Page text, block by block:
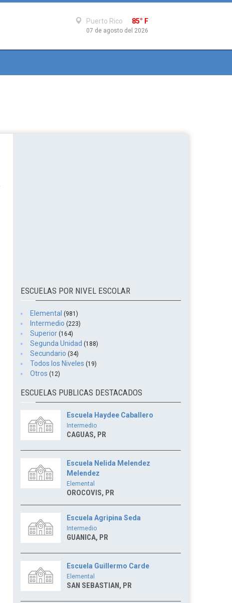
Puerto Rico 85° F
07 de agosto del 2026
ESCUELAS POR NIVEL ESCOLAR
Elemental (981)
Intermedio (223)
Superior (164)
Segunda Unidad (188)
Secundario (34)
Todos los Niveles (19)
Otros (12)
ESCUELAS PUBLICAS DESTACADOS
Escuela Haydee Caballero
Intermedio
CAGUAS, PR
Escuela Nelida Melendez
Melendez
Elemental
OROCOVIS, PR
Escuela Agripina Seda
Intermedio
GUANICA, PR
Escuela Guillermo Carde
Elemental
SAN SEBASTIAN, PR